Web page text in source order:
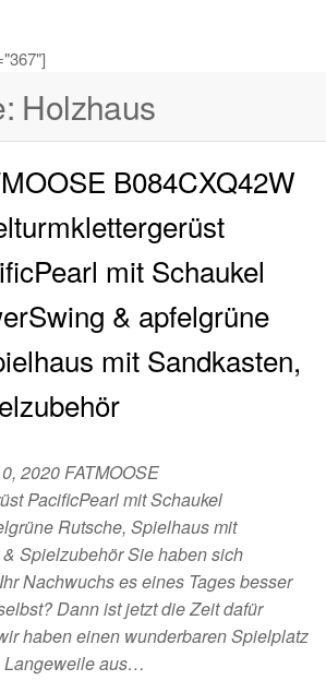
Holzhaus
B084CXQ42W
mit Schaukel
& apfelgrüne
mit Sandkasten,
2020 FATMOOSE
PacificPearl mit Schaukel
Rutsche, Spielhaus mit
Spielzubehör Sie haben sich
Nachwuchs es eines Tages besser
Dann ist jetzt die Zeit dafür
haben einen wunderbaren Spielplatz
Langeweile aus…